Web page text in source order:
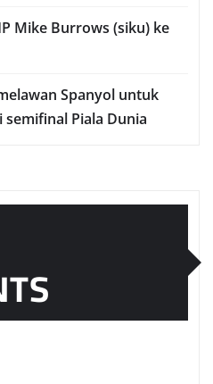
Mіkе Burrоwѕ (ѕіku) ke
Sраnуоl untuk
semifinal Piala Dunia